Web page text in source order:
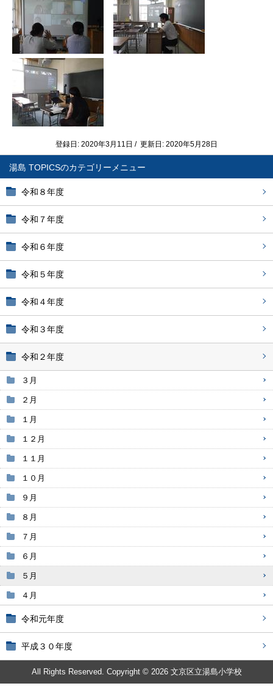
湯島 TOPICS
令和８年度
令和７年度
令和６年度
令和５年度
令和４年度
令和３年度
令和２年度
３月
２月
１月
１２月
１１月
１０月
９月
８月
７月
６月
５月
４月
令和元年度
平成３０年度
登録日: 2020年3月11日 / 更新日: 2020年5月28日
All Rights Reserved. Copyright © 2026 文京区立湯島小学校